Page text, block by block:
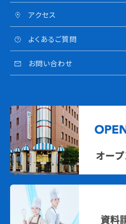
アクセス
よくあるご質問
お問い合わせ